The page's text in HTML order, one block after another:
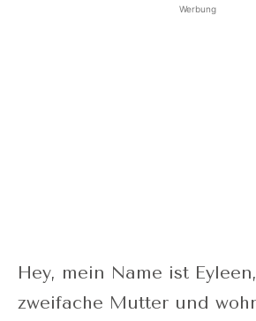
Werbung
Hey, mein Name ist
zweifache Mutter und